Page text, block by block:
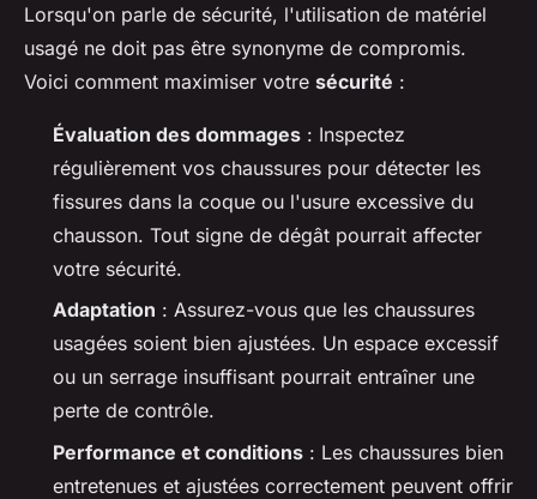
Lorsqu'on parle de sécurité, l'utilisation de matériel
usagé ne doit pas être synonyme de compromis.
Voici comment maximiser votre sécurité :
Évaluation des dommages : Inspectez
régulièrement vos chaussures pour détecter les
fissures dans la coque ou l'usure excessive du
chausson. Tout signe de dégât pourrait affecter
votre sécurité.
Adaptation : Assurez-vous que les chaussures
usagées soient bien ajustées. Un espace excessif
ou un serrage insuffisant pourrait entraîner une
perte de contrôle.
Performance et conditions : Les chaussures bien
entretenues et ajustées correctement peuvent offrir